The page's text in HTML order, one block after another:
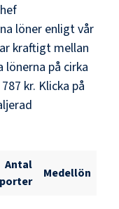
löner enligt vår
kraftigt mellan
på cirka
kr. Klicka på
Antal
Medellön